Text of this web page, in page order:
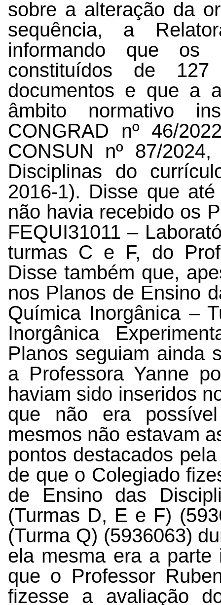
sobre a alteração da
sequência, a
informando que os
constituídos de
documentos e que a
âmbito normativo
CONGRAD nº 46/
CONSUN nº 87/
Disciplinas do
2016-1). Disse que
não havia recebido os
FEQUI31011 –
turmas C e F, do
Disse também que,
nos Planos de Ensino
Química Inorgânica –
Inorgânica
Planos seguiam ainda
a Professora Yanne
haviam sido inseridos
que não era
mesmos não estavam
pontos destacados
de que o Colegiado
de Ensino das
(Turmas D, E e F) (
(Turma Q) (5936063)
ela mesma era a parte
que o Professor
fizesse a avaliação